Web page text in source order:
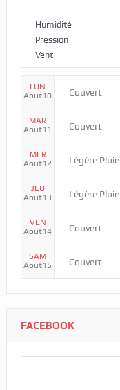
Humidité
Pression
Vent
LUN
Aout10
Couvert
MAR
Aout11
Couvert
MER
Aout12
Légère Pluie
JEU
Aout13
Légère Pluie
VEN
Aout14
Couvert
SAM
Aout15
Couvert
FACEBOOK